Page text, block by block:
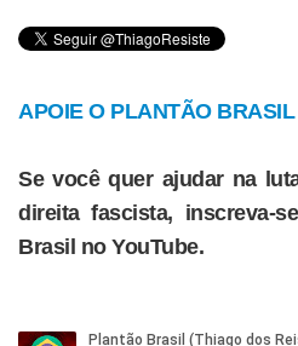
APOIE O PLANTÃO
Se você quer ajudar na
direita fascista, inscreva-
Brasil no YouTube.